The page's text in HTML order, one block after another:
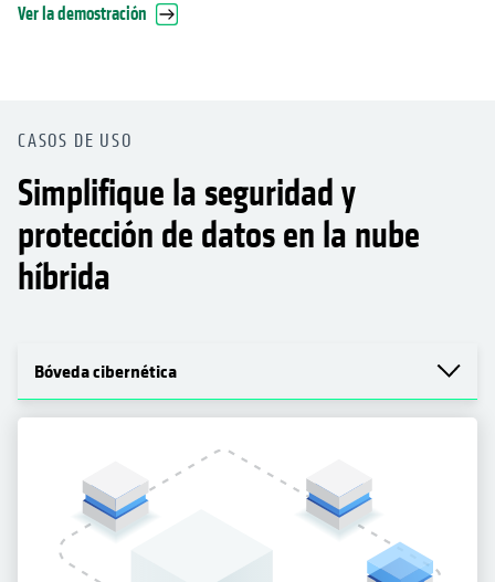
Ver la demostración
CASOS DE USO
Simplifique la seguridad y
protección de datos en la nube
híbrida
Bóveda cibernética